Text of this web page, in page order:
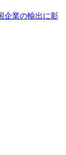
企業の輸出に影